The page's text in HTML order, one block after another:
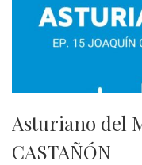
Asturiano del
CASTAÑÓN